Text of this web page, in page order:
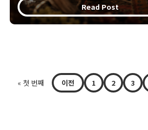
Read Post
« 첫 번째 이전 1 2 3